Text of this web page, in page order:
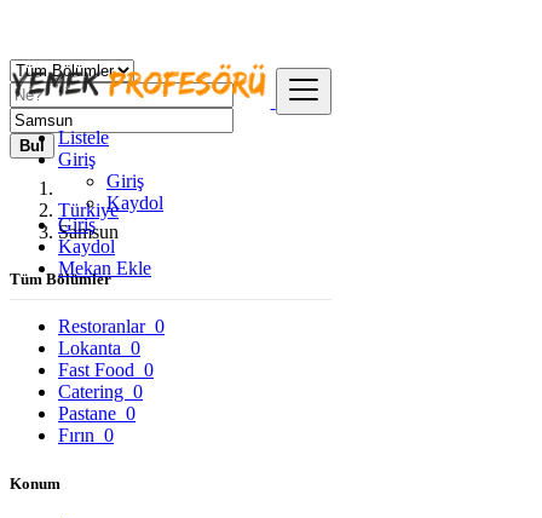
Listele
Giriş
Giriş
Kaydol
Giriş
Kaydol
Mekan Ekle
Bul
Türkiye
Samsun
Tüm Bölümler
Restoranlar 0
Lokanta 0
Fast Food 0
Catering 0
Pastane 0
Fırın 0
Konum